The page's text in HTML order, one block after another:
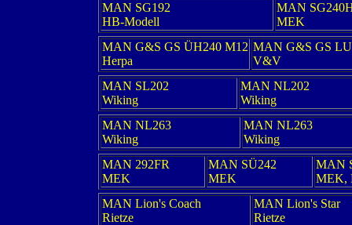
MAN SG192
HB-Modell
MAN
MEK
MAN G&S GS ÜH240 M12
Herpa
MAN G&S GS
V&V
MAN SL202
Wiking
MAN NL202
Wiking
MAN NL263
Wiking
MAN NL263
Wiking
MAN 292FR
MEK
MAN SÜ242
MEK
MAN
MEK,
MAN Lion's Coach
Rietze
MAN Lion's Star
Rietze